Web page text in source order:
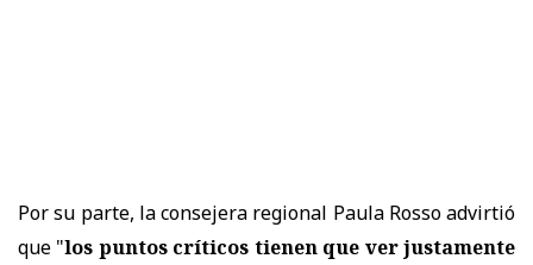
Por su parte, la consejera regional Paula Rosso advirtió
que "los puntos críticos tienen que ver justamente